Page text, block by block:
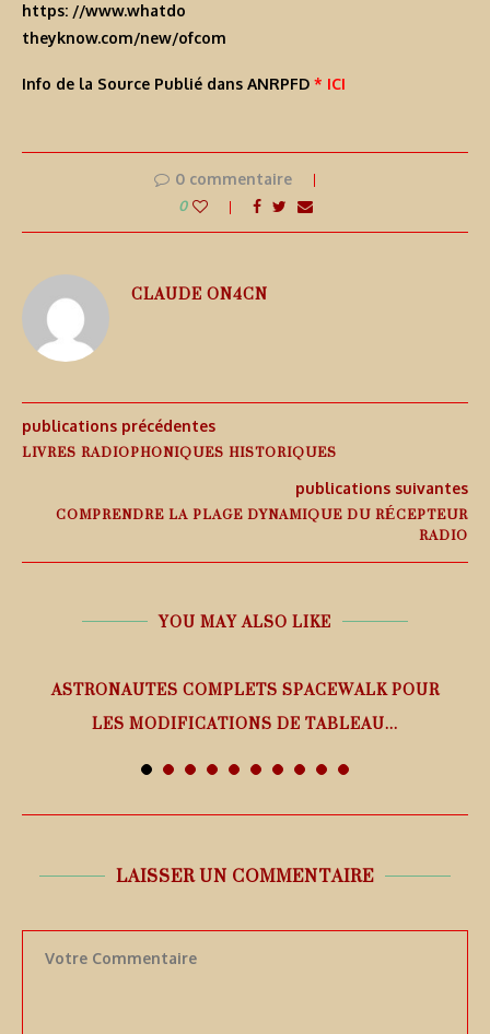
https: //www.whatdo
theyknow.com/new/ofcom
Info de la Source Publié dans ANRPFD * ICI
0 commentaire
0
CLAUDE ON4CN
publications précédentes
LIVRES RADIOPHONIQUES HISTORIQUES
publications suivantes
COMPRENDRE LA PLAGE DYNAMIQUE DU RÉCEPTEUR
RADIO
YOU MAY ALSO LIKE
ASTRONAUTES COMPLETS SPACEWALK POUR
LES MODIFICATIONS DE TABLEAU...
LAISSER UN COMMENTAIRE